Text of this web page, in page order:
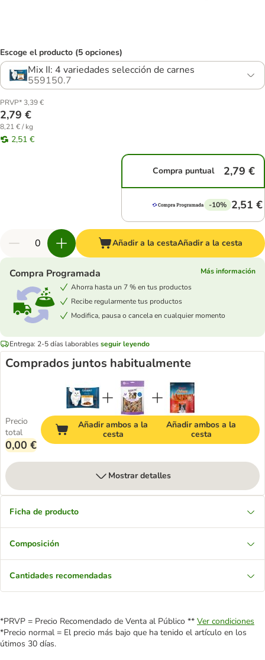
Escoge el producto (5 opciones)
Mix II: 4 variedades selección de carnes
559150.7
PRVP* 3,39 €
2,79 €
8,21 € / kg
2,51 €
Compra puntual 2,79 €
-10% 2,51 €
Añadir a la cestaAñadir a la cesta
Compra Programada
Más información
Ahorra hasta un 7 % en tus productos
Recibe regularmente tus productos
Modifica, pausa o cancela en cualquier momento
Entrega: 2-5 días laborablesseguir leyendo
Comprados juntos habitualmente
Precio
total
0,00 €
Añadir ambos a la
cesta
Añadir ambos a la
cesta
Mostrar detalles
Ficha de producto
Composición
Cantidades recomendadas
*PRVP = Precio Recomendado de Venta al Público ** Ver condiciones
*Precio normal = El precio más bajo que ha tenido el artículo en los
útimos 30 días.